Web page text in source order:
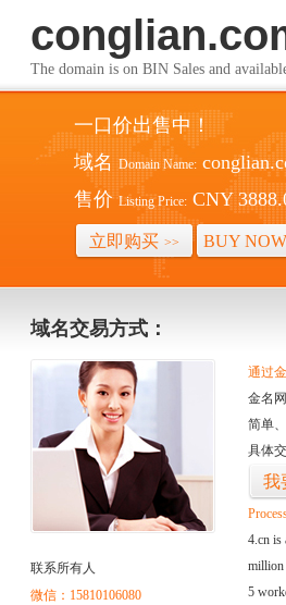
The domain is on BIN Sales and
一口价出售中！
域名 Domain Name:
售价 Listing Price: CNY
立即购买 >> BUY NOW
域名交易方式：
联系所有人
微信：15810106080
通过
金名
简单
具体
我
4.cn is
million
5